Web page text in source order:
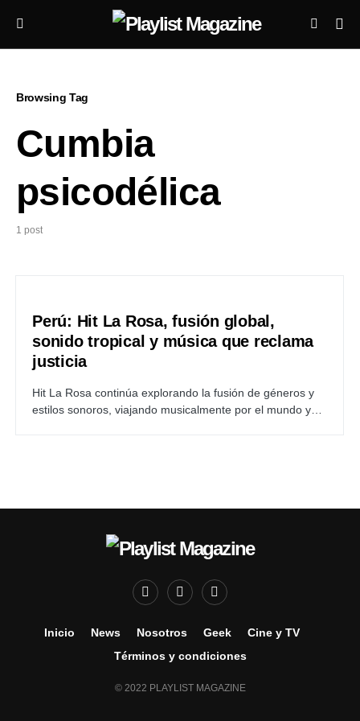
Browsing Tag
Cumbia
psicodélica
1 post
Perú: Hit La Rosa, fusión global,
sonido tropical y música que reclama
justicia
Hit La Rosa continúa explorando la fusión de géneros y
estilos sonoros, viajando musicalmente por el mundo y…
Inicio News Nosotros Geek
Cine y TV
Términos y condiciones
© 2022 PLAYLIST MAGAZINE